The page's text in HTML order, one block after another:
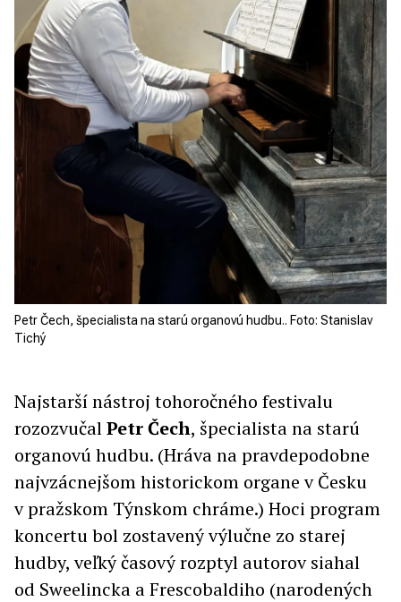
Petr Čech, špecialista na starú organovú hudbu.. Foto: Stanislav
Tichý
Najstarší nástroj tohoročného festivalu
rozozvučalPetr Čech, špecialista na starú
organovú hudbu. (Hráva na pravdepodobne
najvzácnejšom historickom organe v Česku
v pražskom Týnskom chráme.) Hoci program
koncertu bol zostavený výlučne zo starej
hudby, veľký časový rozptyl autorov siahal
od Sweelincka a Frescobaldiho (narodených